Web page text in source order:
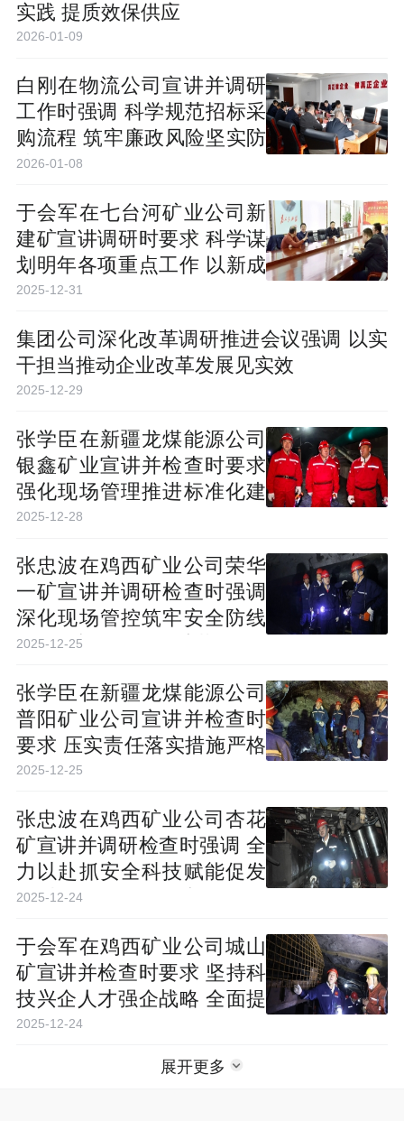
实践 提质效保供应
2026-01-09
白刚在物流公司宣讲并调研
工作时强调 科学规范招标采
购流程 筑牢廉政风险坚实防
线
2026-01-08
于会军在七台河矿业公司新
建矿宣讲调研时要求 科学谋
划明年各项重点工作 以新成
效推动扭亏脱困发展
2025-12-31
集团公司深化改革调研推进会议强调 以实
干担当推动企业改革发展见实效
2025-12-29
张学臣在新疆龙煤能源公司
银鑫矿业宣讲并检查时要求
强化现场管理推进标准化建
设 确保全过程实现矿井安全
2025-12-28
张忠波在鸡西矿业公司荣华
一矿宣讲并调研检查时强调
深化现场管控筑牢安全防线
强化创新引领推动矿井发展
2025-12-25
张学臣在新疆龙煤能源公司
普阳矿业公司宣讲并检查时
要求 压实责任落实措施严格
管控 切实筑牢企业安全发展
2025-12-25
张忠波在鸡西矿业公司杏花
矿宣讲并调研检查时强调 全
力以赴抓安全科技赋能促发
展 为全年收好尾开新局提供
2025-12-24
于会军在鸡西矿业公司城山
矿宣讲并检查时要求 坚持科
技兴企人才强企战略 全面提
高矿井灾害防治水平
2025-12-24
展开更多